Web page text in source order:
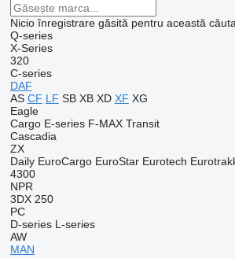
Nicio înregistrare găsită pentru această
Q-series
X-Series
320
C-series
DAF
AS CF LF SB XB XD XF XG
Eagle
Cargo E-series F-MAX Transit
Cascadia
ZX
Daily EuroCargo EuroStar Eurotech
4300
NPR
3DX 250
PC
D-series L-series
AW
MAN